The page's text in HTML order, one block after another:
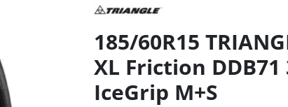
185/60R15
XL Friction DDB71
IceGrip M+S